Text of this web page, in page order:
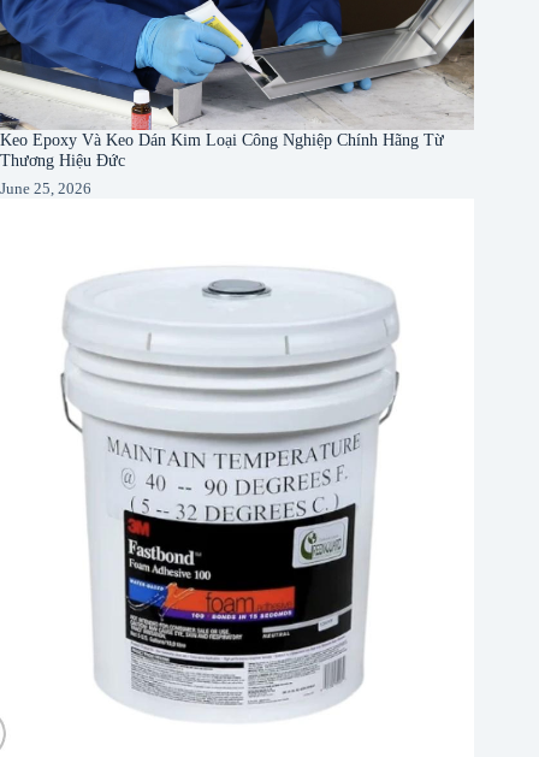
Keo Epoxy Và Keo Dán Kim Loại Công Nghiệp Chính Hãng Từ
Thương Hiệu Đức
June 25, 2026